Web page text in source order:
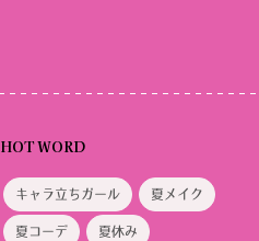
HOT WORD
キャラ立ちガール 夏メイク
夏コーデ 夏休み